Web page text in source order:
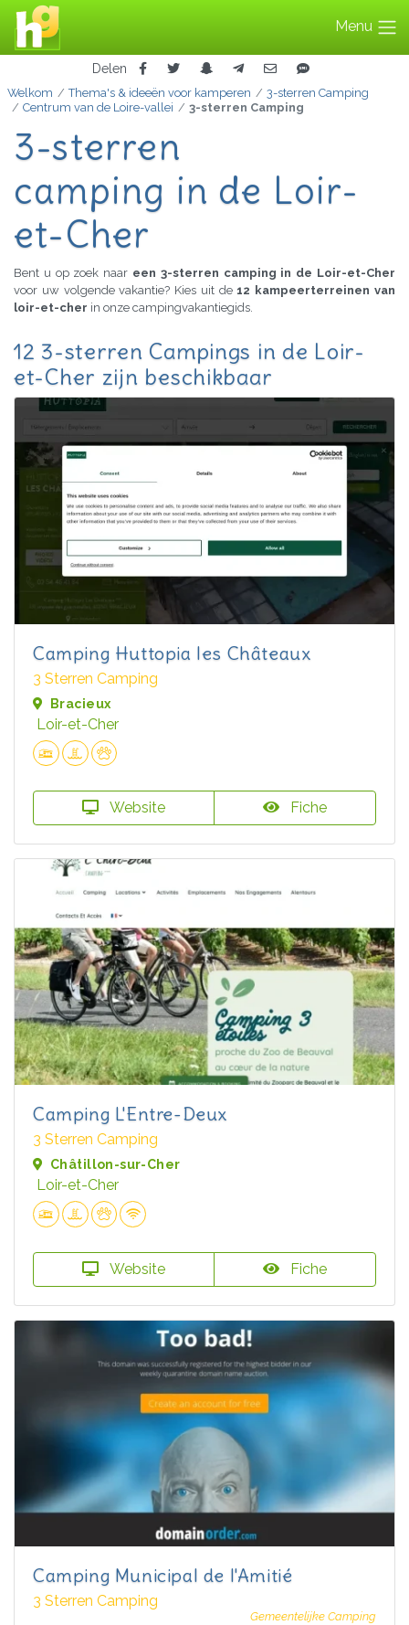
Menu
Delen
Welkom Thema's & ideeën voor kamperen
3-sterren Camping
Centrum van de Loire-vallei
3-sterren Camping
3-sterren
camping in de Loir-
et-Cher
Bent u op zoek naar een 3-sterren camping in de Loir-et-Cher
voor uw volgende vakantie? Kies uit de 12 kampeerterreinen van
loir-et-cher in onze campingvakantiegids.
12 3-sterren Campings in de Loir-
et-Cher zijn beschikbaar
Camping Huttopia les Châteaux
3 Sterren Camping
Bracieux
Loir-et-Cher
Website Fiche
Camping L'Entre-Deux
3 Sterren Camping
Châtillon-sur-Cher
Loir-et-Cher
Website Fiche
Camping Municipal de l'Amitié
3 Sterren Camping
Gemeentelijke Camping